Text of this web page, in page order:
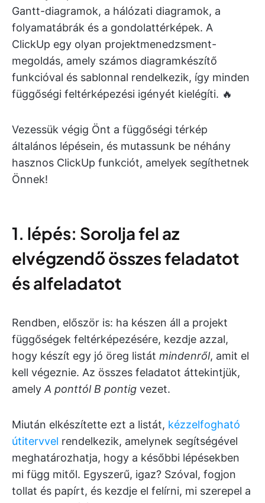
Gantt-diagramok, a hálózati diagramok, a
folyamatábrák és a gondolattérképek. A
ClickUp egy olyan projektmenedzsment-
megoldás, amely számos diagramkészítő
funkcióval és sablonnal rendelkezik, így minden
függőségi feltérképezési igényét kielégíti. 🔥
Vezessük végig Önt a függőségi térkép
általános lépésein, és mutassunk be néhány
hasznos ClickUp funkciót, amelyek segíthetnek
Önnek!
1. lépés: Sorolja fel az
elvégzendő összes feladatot
és alfeladatot
Rendben, először is: ha készen áll a projekt
függőségek feltérképezésére, kezdje azzal,
hogy készít egy jó öreg listát mindenről, amit el
kell végeznie. Az összes feladatot áttekintjük,
amely A ponttól B pontig vezet.
Miután elkészítette ezt a listát, kézzelfogható
útitervvel rendelkezik, amelynek segítségével
meghatározhatja, hogy a későbbi lépésekben
mi függ mitől. Egyszerű, igaz? Szóval, fogjon
tollat és papírt, és kezdje el felírni, mi szerepel a